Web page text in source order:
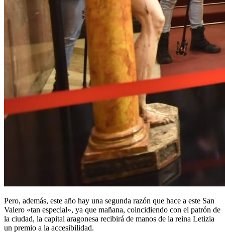
Pero, además, este año hay una segunda razón que hace a este San
Valero «tan especial», ya que mañana, coincidiendo con el patrón de
la ciudad, la capital aragonesa recibirá de manos de la reina Letizia
un premio a la accesibilidad.